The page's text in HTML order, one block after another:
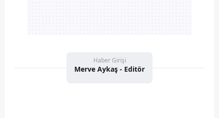
Haber Girişi
Merve Aykaş - Editör